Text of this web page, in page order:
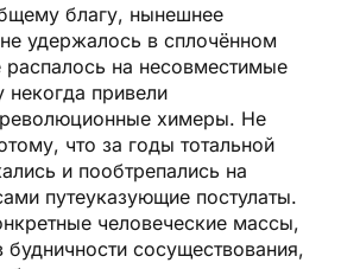
благу, нынешнее
удержалось в сплочённом
распалось на несовместимые
привели
химеры. Не
что за годы тотальной
и пообтрепались на
путеуказующие постулаты.
человеческие массы,
сосуществования,